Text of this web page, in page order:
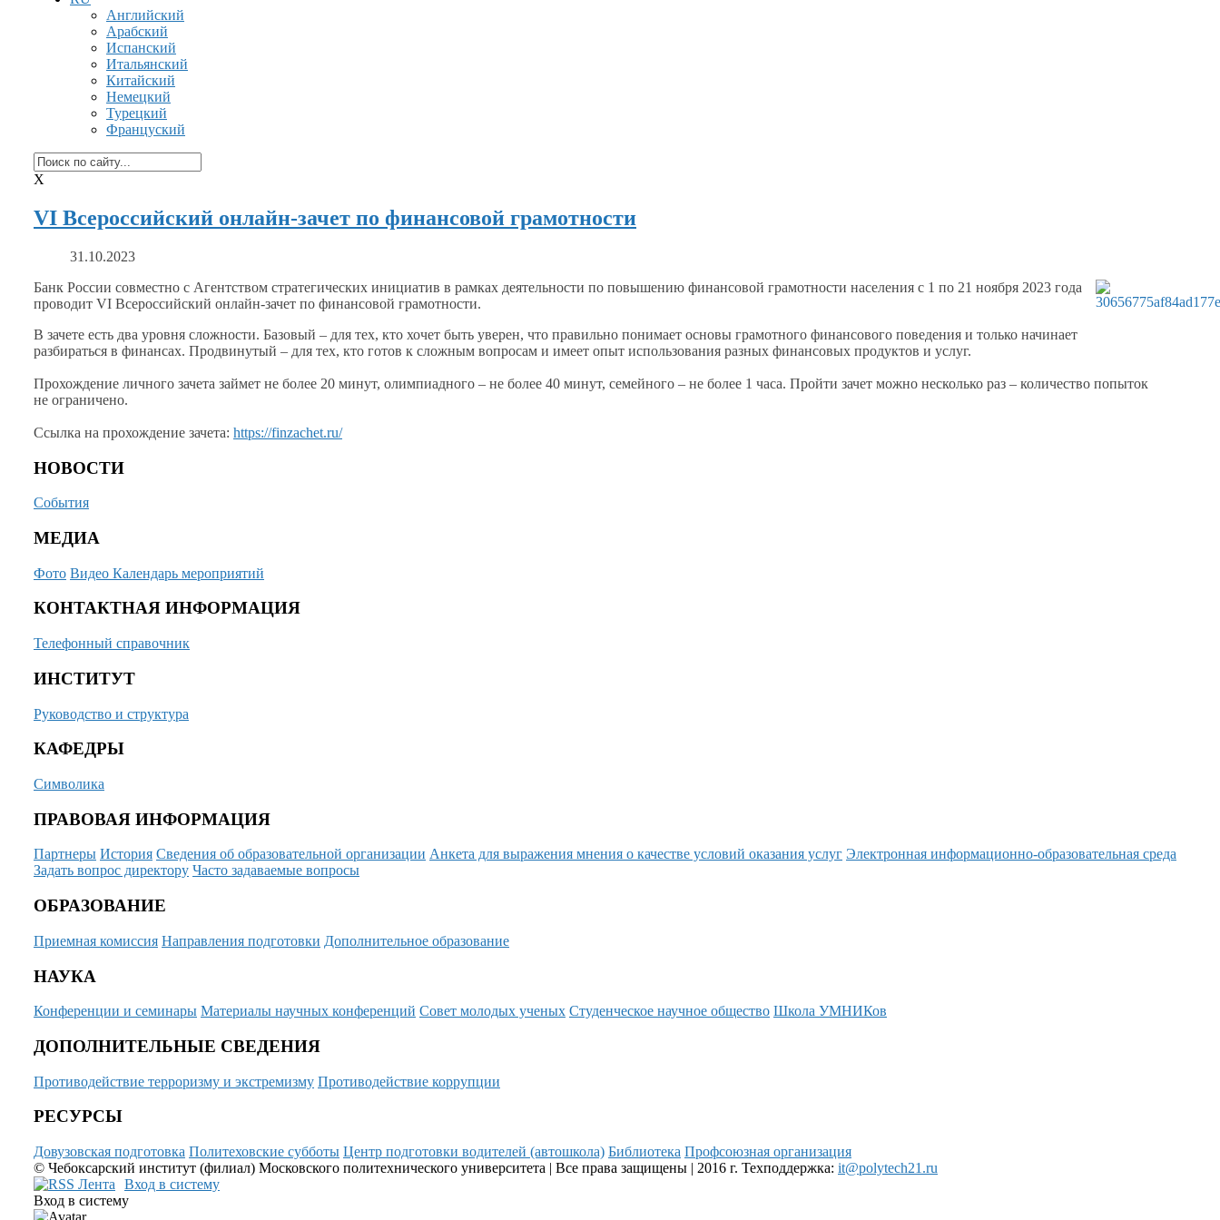
Английский
Арабский
Испанский
Итальянский
Китайский
Немецкий
Турецкий
Француский
X
VI Всероссийский онлайн-зачет по финансовой грамотности
31.10.2023
Банк России совместно с Агентством стратегических инициатив в рамках деятельности по повышению финансовой грамотности населения с 1 по 21 ноября 2023 года
проводит VI Всероссийский онлайн-зачет по финансовой грамотности.
В зачете есть два уровня сложности. Базовый – для тех, кто хочет быть уверен, что правильно понимает основы грамотного финансового поведения и только начинает
разбираться в финансах. Продвинутый – для тех, кто готов к сложным вопросам и имеет опыт использования разных финансовых продуктов и услуг.
Прохождение личного зачета займет не более 20 минут, олимпиадного – не более 40 минут, семейного – не более 1 часа. Пройти зачет можно несколько раз – количество попыток
не ограничено.
Ссылка на прохождение зачета: https://finzachet.ru/
НОВОСТИ
События
МЕДИА
Фото Видео Календарь мероприятий
КОНТАКТНАЯ ИНФОРМАЦИЯ
Телефонный справочник
ИНСТИТУТ
Руководство и структура
КАФЕДРЫ
Символика
ПРАВОВАЯ ИНФОРМАЦИЯ
Партнеры История Сведения об образовательной организации Анкета для выражения мнения о качестве условий оказания услуг Электронная информационно-образовательная среда
Задать вопрос директору Часто задаваемые вопросы
ОБРАЗОВАНИЕ
Приемная комиссия Направления подготовки Дополнительное образование
НАУКА
Конференции и семинары Материалы научных конференций Совет молодых ученых Студенческое научное общество Школа УМНИКов
ДОПОЛНИТЕЛЬНЫЕ СВЕДЕНИЯ
Противодействие терроризму и экстремизму Противодействие коррупции
РЕСУРСЫ
Довузовская подготовка Политеховские субботы Центр подготовки водителей (автошкола) Библиотека Профсоюзная организация
© Чебоксарский институт (филиал) Московского политехнического университета | Все права защищены | 2016 г. Техподдержка: it@polytech21.ru
Вход в систему
Вход в систему